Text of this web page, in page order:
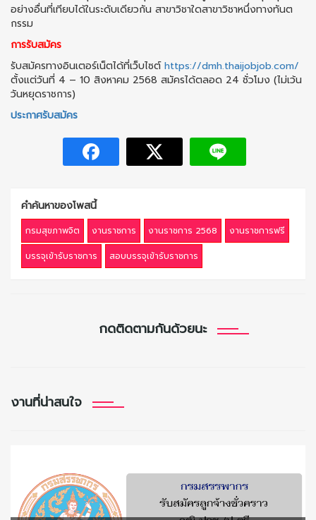
อย่างอื่นที่เทียบได้ในระดับเดียวกัน สาขาวิชาใดสาขาวิชาหนึ่งทางทันต
กรรม
การรับสมัคร
รับสมัครทางอินเตอร์เน็ตได้ที่เว็บไซต์https://dmh.thaijobjob.com/
ตั้งแต่วันที่ 4 – 10 สิงหาคม 2568 สมัครได้ตลอด 24 ชั่วโมง (ไม่เว้น
วันหยุดราชการ)
ประกาศรับสมัคร
คำค้นหาของโพสนี้
กรมสุขภาพจิต งานราชการ งานราชการ 2568
งานราชการฟรี
บรรจุเข้ารับราชการ
สอบบรรจุเข้ารับราชการ
กดติดตามกันด้วยนะ
งานที่น่าสนใจ